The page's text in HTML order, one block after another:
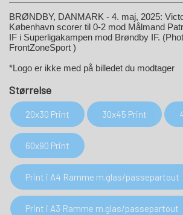
BRØNDBY, DANMARK - 4. maj, 2025:
København scorer til 0-2 mod Målmand
IF i Superligakampen mod Brøndby IF.
FrontZoneSport )
*Logo er ikke med på billedet du modtager
Størrelse
20x30 Print 30x45 Print
60x90 Print
Print i A4 Ramme m.glas/passepartout
Print i A3 Ramme m.glas/passepartout